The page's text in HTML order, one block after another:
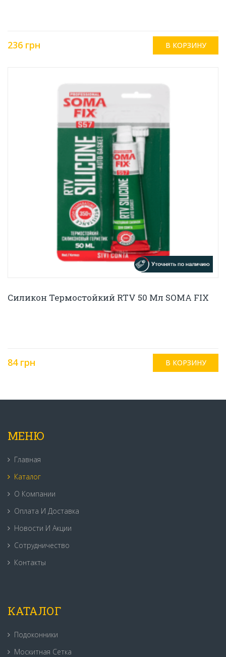
236 грн
Силикон Термостойкий RTV 50 Мл SOMA FIX
84 грн
МЕНЮ
Главная
Каталог
О Компании
Оплата И Доставка
Новости И Акции
Сотрудничество
Контакты
КАТАЛОГ
Подоконники
Москитная Сетка